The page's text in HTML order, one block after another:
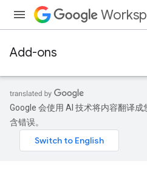
Add-ons
Google 会使用 AI 技术将内容翻译
含错误。